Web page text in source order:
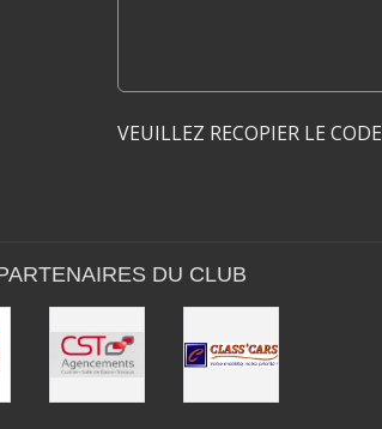
VEUILLEZ RECOPIER LE CODE
DU CLUB